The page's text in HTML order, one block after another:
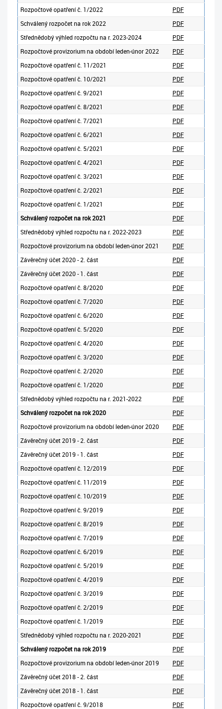
Rozpočtové opatření č. 1/2022
PDF
Schválený rozpočet na rok 2022
PDF
Střednědobý výhled rozpočtu na r. 2023-2024
PDF
Rozpočtové provizorium na období leden-únor 2022
PDF
Rozpočtové opatření č. 11/2021
PDF
Rozpočtové opatření č. 10/2021
PDF
Rozpočtové opatření č. 9/2021
PDF
Rozpočtové opatření č. 8/2021
PDF
Rozpočtové opatření č. 7/2021
PDF
Rozpočtové opatření č. 6/2021
PDF
Rozpočtové opatření č. 5/2021
PDF
Rozpočtové opatření č. 4/2021
PDF
Rozpočtové opatření č. 3/2021
PDF
Rozpočtové opatření č. 2/2021
PDF
Rozpočtové opatření č. 1/2021
PDF
Schválený rozpočet na rok 2021
PDF
Střednědobý výhled rozpočtu na r. 2022-2023
PDF
Rozpočtové provizorium na období leden-únor 2021
PDF
Závěrečný účet 2020 - 2. část
PDF
Závěrečný účet 2020 - 1. část
PDF
Rozpočtové opatření č. 8/2020
PDF
Rozpočtové opatření č. 7/2020
PDF
Rozpočtové opatření č. 6/2020
PDF
Rozpočtové opatření č. 5/2020
PDF
Rozpočtové opatření č. 4/2020
PDF
Rozpočtové opatření č. 3/2020
PDF
Rozpočtové opatření č. 2/2020
PDF
Rozpočtové opatření č. 1/2020
PDF
Střednědobý výhled rozpočtu na r. 2021-2022
PDF
Schválený rozpočet na rok 2020
PDF
Rozpočtové provizorium na období leden-únor 2020
PDF
Závěrečný účet 2019 - 2. část
PDF
Závěrečný účet 2019 - 1. část
PDF
Rozpočtové opatření č. 12/2019
PDF
Rozpočtové opatření č. 11/2019
PDF
Rozpočtové opatření č. 10/2019
PDF
Rozpočtové opatření č. 9/2019
PDF
Rozpočtové opatření č. 8/2019
PDF
Rozpočtové opatření č. 7/2019
PDF
Rozpočtové opatření č. 6/2019
PDF
Rozpočtové opatření č. 5/2019
PDF
Rozpočtové opatření č. 4/2019
PDF
Rozpočtové opatření č. 3/2019
PDF
Rozpočtové opatření č. 2/2019
PDF
Rozpočtové opatření č. 1/2019
PDF
Střednědobý výhled rozpočtu na r. 2020-2021
PDF
Schválený rozpočet na rok 2019
PDF
Rozpočtové provizorium na období leden-únor 2019
PDF
Závěrečný účet 2018 - 2. část
PDF
Závěrečný účet 2018 - 1. část
PDF
Rozpočtové opatření č. 9/2018
PDF